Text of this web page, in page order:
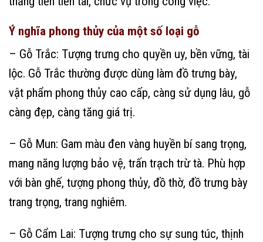
Ý nghĩa phong thủy của một số loại gỗ
– Gỗ Trắc: Tượng trưng cho quyền uy, bền vững, tài
lộc. Gỗ Trắc thường được dùng làm đồ trưng bày,
vật phẩm phong thủy cao cấp, càng sử dụng lâu, gỗ
càng đẹp, càng tăng giá trị.
– Gỗ Mun: Gam màu đen vàng huyền bí sang trọng,
mang năng lượng bảo vệ, trấn trạch trừ tà. Phù hợp
với bàn ghế, tượng phong thủy, đồ thờ, đồ trưng bày
trang trọng, trang nghiêm.
– Gỗ Cẩm Lai: Tượng trưng cho sự sung túc, thịnh